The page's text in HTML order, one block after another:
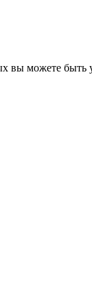
вы можете быть